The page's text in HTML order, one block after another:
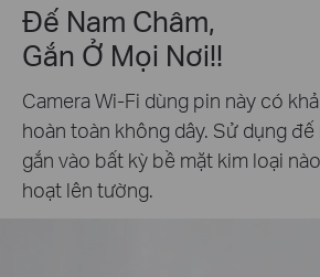
Đế Nam Châm,
Gắn Ở Mọi Nơi!!
Camera Wi-Fi dùng pin này có
hoàn toàn không dây. Sử dụng
gắn vào bất kỳ bề mặt kim loại
hoạt lên tường.